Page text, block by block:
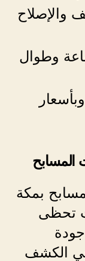
والإصلاح
وطوال
بمكة
تحظى
جودة
في الكشف